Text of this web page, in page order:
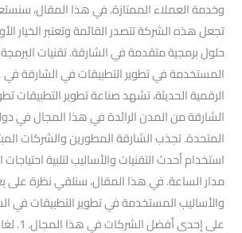
وخدمة العملاء الممتازة. في هذا المقال،
تجعل هذه الشركة تتصدر القائمة وتعتبر الخيار
حلول برمجية متقدمة في الشارقة. تقنيات
المستخدمة في تطوير التطبيقات في الشارقة في
الرقمية الحديثة، تشهد صناعة تطوير التطبيقات
الشارقة من المدن الرائدة في هذا المجال في
المتحدة. تجذب الشارقة المطورين والشركات
استخدام أحدث التقنيات والأساليب لتلبية
مدار الساعة. في هذا المقال، سنلقي نظرة على
والأساليب المستخدمة في تطوير التطبيقات في
على إحدى